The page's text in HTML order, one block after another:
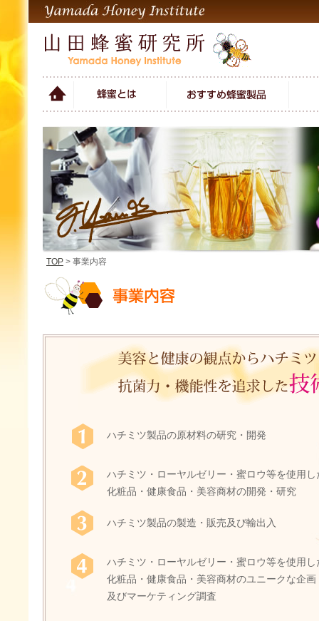
TOP > 事業内容
ハチミツ製品の原材料の研究・開発
ハチミツ・ローヤルゼリー・蜜ロウ等を使用し
化粧品・健康食品・美容商材の開発・研究
ハチミツ製品の製造・販売及び輸出入
ハチミツ・ローヤルゼリー・蜜ロウ等を使用し
化粧品・健康食品・美容商材のユニークな企画
及びマーケティング調査